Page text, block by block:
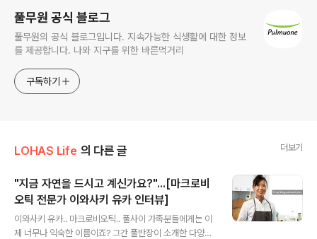
풀무원 공식 블로그
풀무원의 공식 블로그입니다. 지속가능한 식생활에 대한 정보
를 제공합니다. 나와 지구를 위한 바른먹거리
구독하기
LOHAS Life 의 다른 글 더보기
"지금 자연을 드시고 계신가요?"...[마크로비
오틱 전문가 이와사키 유카 인터뷰]
이와사키 유카.. 마크로비오틱.. 풀사이 가족분들에게는 이
제 너무나 익숙한 이름이죠? 그간 풀반장이 소개한 다양한